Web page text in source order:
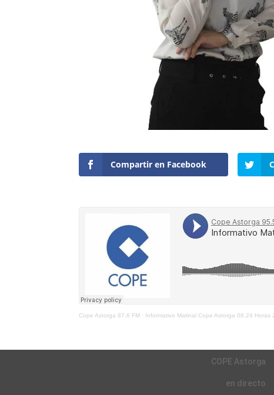
Compartir en Facebook
Cope Astorga 87.6 FM · Informativo Matinal Cope Astorga 08.24 Horas
COPE Astorga
en directo